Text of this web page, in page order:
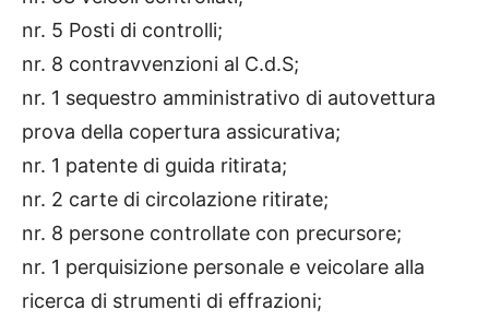
nr. 5 Posti di controlli;
nr. 8 contravvenzioni al C.d.S;
nr. 1 sequestro amministrativo di autovettura
prova della copertura assicurativa;
nr. 1 patente di guida ritirata;
nr. 2 carte di circolazione ritirate;
nr. 8 persone controllate con precursore;
nr. 1 perquisizione personale e veicolare alla
ricerca di strumenti di effrazioni;